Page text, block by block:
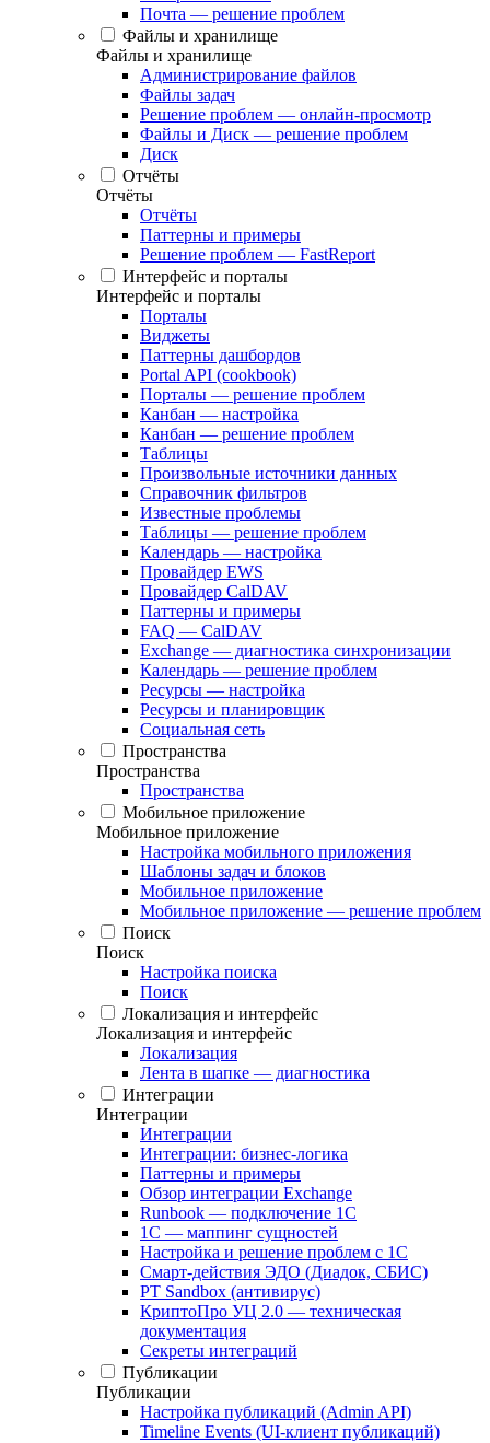
Почта — решение проблем
Файлы и хранилище
Файлы и хранилище
Администрирование файлов
Файлы задач
Решение проблем — онлайн-просмотр
Файлы и Диск — решение проблем
Диск
Отчёты
Отчёты
Отчёты
Паттерны и примеры
Решение проблем — FastReport
Интерфейс и порталы
Интерфейс и порталы
Порталы
Виджеты
Паттерны дашбордов
Portal API (cookbook)
Порталы — решение проблем
Канбан — настройка
Канбан — решение проблем
Таблицы
Произвольные источники данных
Справочник фильтров
Известные проблемы
Таблицы — решение проблем
Календарь — настройка
Провайдер EWS
Провайдер CalDAV
Паттерны и примеры
FAQ — CalDAV
Exchange — диагностика синхронизации
Календарь — решение проблем
Ресурсы — настройка
Ресурсы и планировщик
Социальная сеть
Пространства
Пространства
Пространства
Мобильное приложение
Мобильное приложение
Настройка мобильного приложения
Шаблоны задач и блоков
Мобильное приложение
Мобильное приложение — решение проблем
Поиск
Поиск
Настройка поиска
Поиск
Локализация и интерфейс
Локализация и интерфейс
Локализация
Лента в шапке — диагностика
Интеграции
Интеграции
Интеграции
Интеграции: бизнес-логика
Паттерны и примеры
Обзор интеграции Exchange
Runbook — подключение 1С
1С — маппинг сущностей
Настройка и решение проблем с 1С
Смарт-действия ЭДО (Диадок, СБИС)
PT Sandbox (антивирус)
КриптоПро УЦ 2.0 — техническая
документация
Секреты интеграций
Публикации
Публикации
Настройка публикаций (Admin API)
Timeline Events (UI-клиент публикаций)